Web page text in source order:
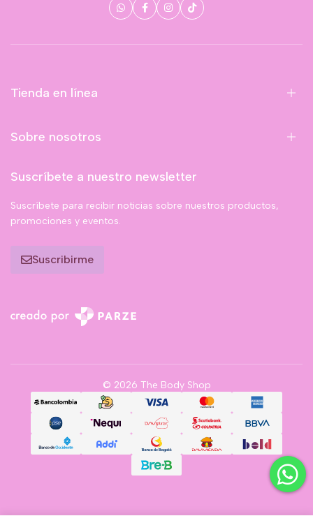
Tienda en línea
Sobre nosotros
Suscríbete a nuestro newsletter
Suscríbete para recibir noticias sobre nuestros productos,
promociones y eventos.
Suscribirme
© 2026 The Body Shop